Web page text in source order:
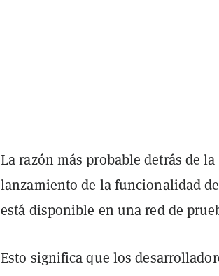
La razón más probable detrás de
lanzamiento de la funcionalidad
está disponible en una red de
Esto significa que los